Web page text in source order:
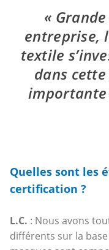
entreprise,
textile
dans
importante
Quelles sont les
certification ?
L.C. : Nous avons
différents sur la